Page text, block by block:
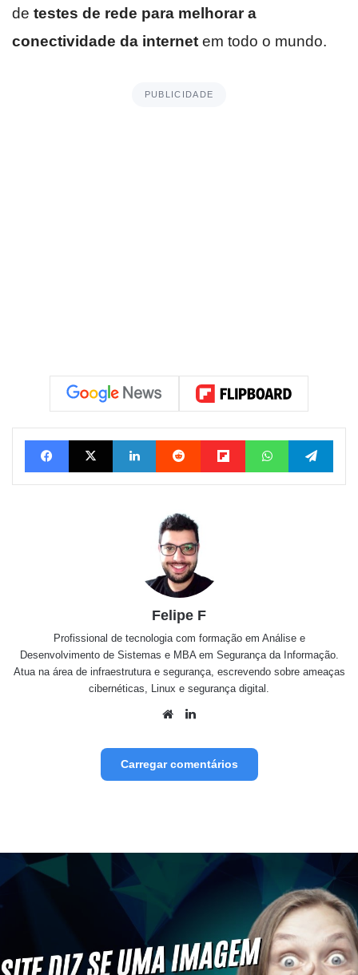
de testes de rede para melhorar a
conectividade da internet em todo o mundo.
PUBLICIDADE
FacebookX Linkedin Reddit FlipboardWhatsApp
Felipe F
Profissional de tecnologia com formação em Análise e
Desenvolvimento de Sistemas e MBA em Segurança da Informação.
Atua na área de infraestrutura e segurança, escrevendo sobre ameaças
cibernéticas, Linux e segurança digital.
Website
Carregar comentários